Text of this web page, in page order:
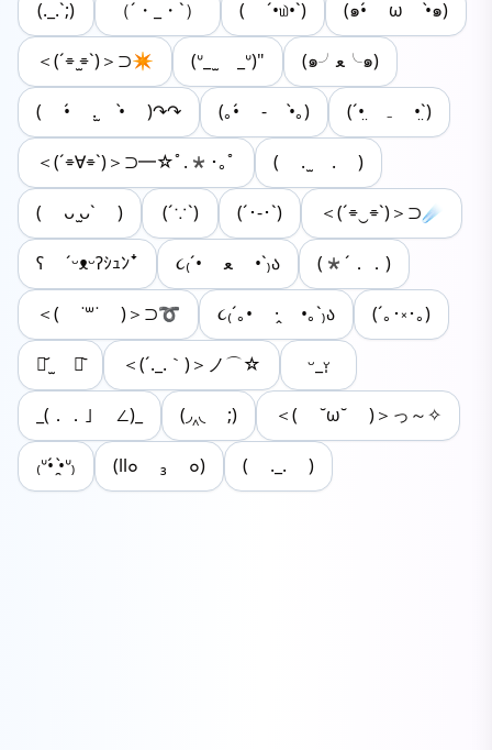
(._.`;) （´・_・`） ( ´•௰•`) (๑•́ ω •̀๑)
＜(´⌯ ̫⌯`)＞⊃✴︎ (ᐡ_ ̫ _ᐡ)︎" (๑╯ﻌ╰๑)
( •́ .̫ •̀ )↷↷ (｡•́ - •̀｡) (ˊ•̤ ₋ •̤ˋ)
＜(´⌯∀⌯`)＞⊃━☆ﾟ.*･｡ﾟ ( . ̫ . )
( ᴗ ̫ᴗˋ )‬ (´∵`) (ˊ･-･ˋ) ＜(´⌯‿⌯`)＞⊃☄️
ʕ ˊᵕᴥᵕʔｼｭﾝꜜ ૮₍´• ﻌ •`₎ა (*´．．)
＜( ˙꒳​˙ )＞⊃➰ ૮₍´｡• ·̭ •｡`₎ა (´｡･༝･｡)
⌯᷄ ̫ ⌯᷅ ＜(´._.｀)＞ノ⌒☆ ᵕ_ᵕ̩̩
_(．．｣ ∠)_ (◞‸◟ ;) ＜( ˘ω˘ )＞っ～✧
₍ᐡ•́ ̯•̀ᐡ₎ (ll๐ ₃ ๐) ( ._. )